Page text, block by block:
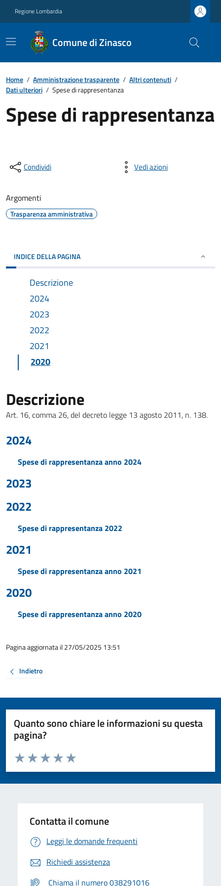
Regione Lombardia
Comune di Zinasco
Home / Amministrazione trasparente / Altri contenuti /
Dati ulteriori / Spese di rappresentanza
Spese di rappresentanza
Condividi Vedi azioni
Argomenti
Trasparenza amministrativa
INDICE DELLA PAGINA
Descrizione
2024
2023
2022
2021
2020
Descrizione
Art. 16, comma 26, del decreto legge 13 agosto 2011, n. 138.
2024
Spese di rappresentanza anno 2024
2023
2022
Spese di rappresentanza 2022
2021
Spese di rappresentanza anno 2021
2020
Spese di rappresentanza anno 2020
Pagina aggiornata il 27/05/2025 13:51
Indietro
Quanto sono chiare le informazioni su questa
pagina?
Valuta da 1 a 5 stelle la pagina
Valuta 5 stelle su 5
Valuta 4 stelle su 5
Valuta 3 stelle su 5
Valuta 2 stelle su 5
Valuta 1 stelle su 5
Contatta il comune
Leggi le domande frequenti
Richiedi assistenza
Chiama il numero 038291016